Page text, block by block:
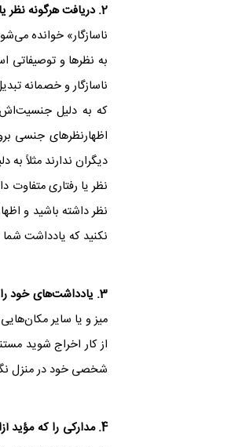
2. دریافت هرگونه نظر یا مشاهده رفتارهایی با مضامین آزار جنسی را مستند کنید.
ناسازگار» خوانده
به نظرها و
ناسازگار و خصمانه
که به دلیل جنسیت‌اش
اظهارنظرهای جنسی
دیگران ندارند مثلاً
نظر یا رفتاری
نظر داشته باشید و
نکنید که یادداشت شما
3. یادداشت‌های خود را در محل امنی نگهداری کنید.
میز و یا سایر
از کار اخراج شوید
شخصی خود در منزل
4. مدارکی را که مؤید